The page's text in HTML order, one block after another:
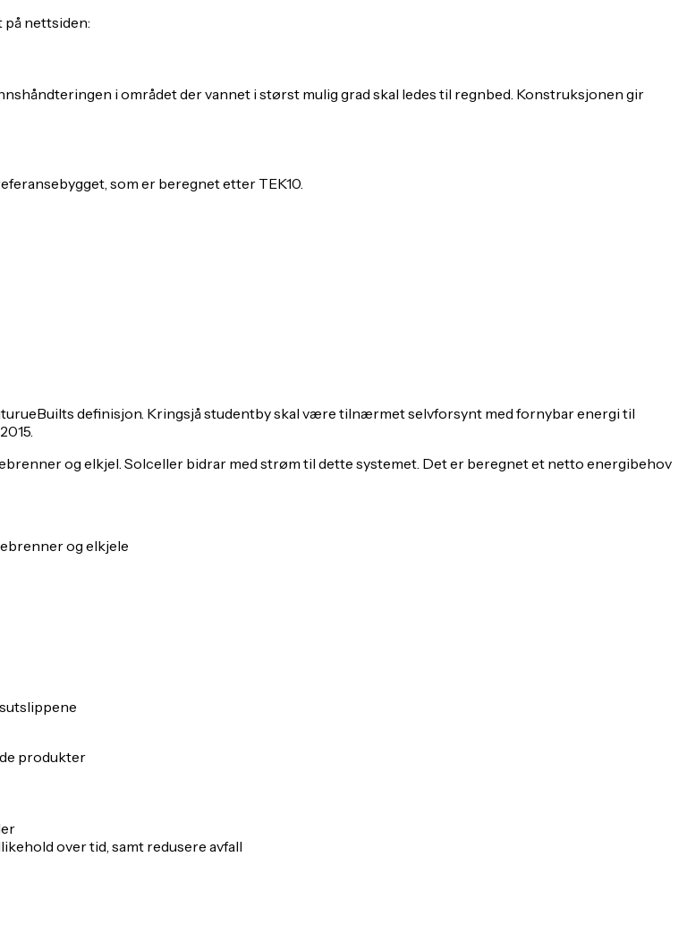
nettsiden:
i området der vannet i størst mulig grad skal ledes til regnbed. Konstruksjonen gir
som er beregnet etter TEK10.
definisjon. Kringsjå studentby skal være tilnærmet selvforsynt med fornybar energi til
og elkjel. Solceller bidrar med strøm til dette systemet. Det er beregnet et netto energibehov
og elkjele
produkter
over tid, samt redusere avfall